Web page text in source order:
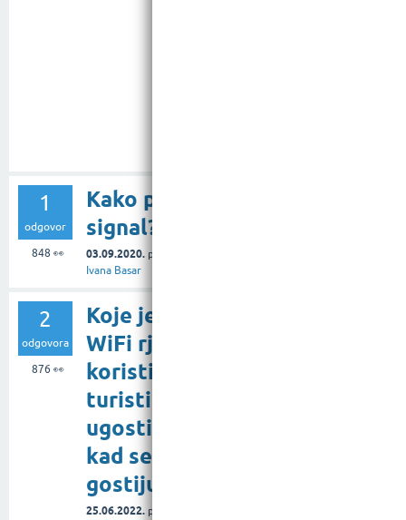
1
odgovor
848 👀
Kako pojačati WiFI
signal?
03.09.2020. pitanje
Ivana Basar
2
odgovora
876 👀
Koje jednostavno
WiFi rješenje
koristiti za
turističko-
ugostiteljski objekt
kad se očekuje više
gostiju?
25.06.2022. pitanje